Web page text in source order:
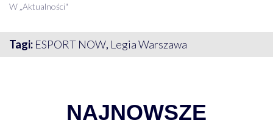
W „Aktualności"
Tagi: ESPORT NOW, Legia Warszawa
NAJNOWSZE